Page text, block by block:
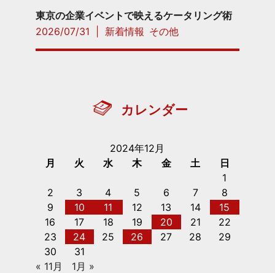
東京の企業イベントで映えるケータリング術
2026/07/31
新着情報 その他
カレンダー
2024年12月
月
火 水 木 金 土
日
1
2
3 4 5 6 7
8
9
10 11 12 13 14
15
16
17 18 19 20 21
22
23
24 25 26 27 28
29
30
31
« 11月
1月 »